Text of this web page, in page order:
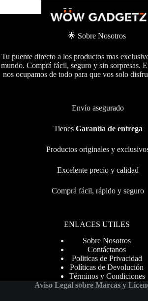
🌟 Sobre Nosotros
Tu puente directo a los productos mas
mundo. Comprá fácil, seguro y sin sorpresas.
nos ocupamos de todo para que vos solo
Envío asegurado
Tienes Garantía de entrega
Productos originales y
Excelente precio y calidad
Comprá fácil, rápido y seguro
ENLACES UTILES
Sobre Nosotros
Contáctanos
Politicas de Privacidad
Políticas de Devolución
Términos y Condiciones
Aviso Legal sobre Marcas y